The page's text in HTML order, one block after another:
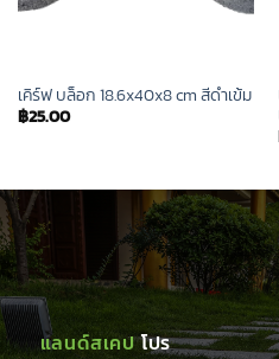
เคิร์ฟ บล็อก 18.6x40x8 cm สีดำเข้ม
฿25.00
แลนด์สเคปโปร